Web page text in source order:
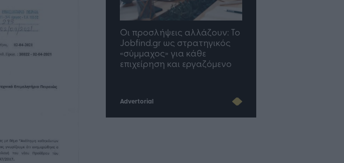
προσλήψεις αλλάζουν: To
ως στρατηγικός
για κάθε
TP Greece: Πώς
διαμορφώνεται το μέλλον
του Insurance στην εποχή
του AI
Advertorial